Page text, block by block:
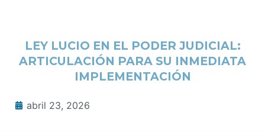
LEY LUCIO EN EL PODER JUDICIAL:
ARTICULACIÓN PARA SU INMEDIATA
IMPLEMENTACIÓN
abril 23, 2026